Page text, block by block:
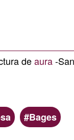
deaura-
Bages